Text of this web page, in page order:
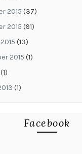
2015 (37)
2015 (91)
(13)
2015 (1)
(1)
(1)
Facebook